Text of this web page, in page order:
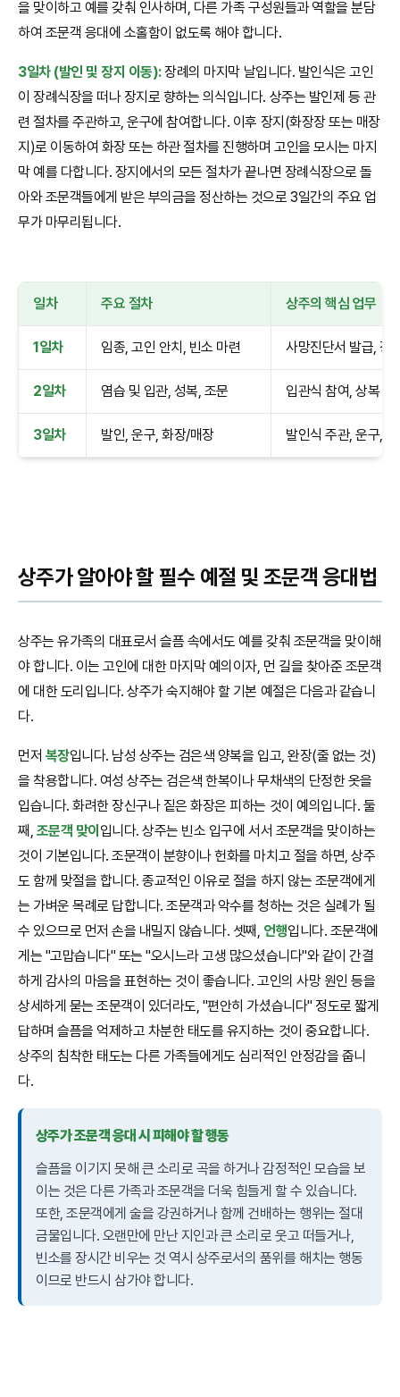
을 맞이하고 예를 갖춰 인사하며, 다른 가족 구성원들과 역할을 분담
하여 조문객 응대에 소홀함이 없도록 해야 합니다.
3일차 (발인 및 장지 이동):장례의 마지막 날입니다. 발인식은 고인
이 장례식장을 떠나 장지로 향하는 의식입니다. 상주는 발인제 등 관
련 절차를 주관하고, 운구에 참여합니다. 이후 장지(화장장 또는 매장
지)로 이동하여 화장 또는 하관 절차를 진행하며 고인을 모시는 마지
막 예를 다합니다. 장지에서의 모든 절차가 끝나면 장례식장으로 돌
아와 조문객들에게 받은 부의금을 정산하는 것으로 3일간의 주요 업
무가 마무리됩니다.
일차 주요 절차 상주의 핵심 업무
1일차 임종, 고인 안치, 빈소 마련 사망진단서 발급, 장
2일차 염습 및 입관, 성복, 조문 입관식 참여, 상복
3일차 발인, 운구, 화장/매장 발인식 주관, 운구,
상주가 알아야 할 필수 예절 및 조문객 응대법
상주는 유가족의 대표로서 슬픔 속에서도 예를 갖춰 조문객을 맞이해
야 합니다. 이는 고인에 대한 마지막 예의이자, 먼 길을 찾아준 조문객
에 대한 도리입니다. 상주가 숙지해야 할 기본 예절은 다음과 같습니
다.
먼저 복장입니다. 남성 상주는 검은색 양복을 입고, 완장(줄 없는 것)
을 착용합니다. 여성 상주는 검은색 한복이나 무채색의 단정한 옷을
입습니다. 화려한 장신구나 짙은 화장은 피하는 것이 예의입니다. 둘
째, 조문객 맞이 입니다. 상주는 빈소 입구에 서서 조문객을 맞이하는
것이 기본입니다. 조문객이 분향이나 헌화를 마치고 절을 하면, 상주
도 함께 맞절을 합니다. 종교적인 이유로 절을 하지 않는 조문객에게
는 가벼운 목례로 답합니다. 조문객과 악수를 청하는 것은 실례가 될
수 있으므로 먼저 손을 내밀지 않습니다. 셋째, 언행입니다. 조문객에
게는 "고맙습니다" 또는 "오시느라 고생 많으셨습니다"와 같이 간결
하게 감사의 마음을 표현하는 것이 좋습니다. 고인의 사망 원인 등을
상세하게 묻는 조문객이 있더라도, "편안히 가셨습니다" 정도로 짧게
답하며 슬픔을 억제하고 차분한 태도를 유지하는 것이 중요합니다.
상주의 침착한 태도는 다른 가족들에게도 심리적인 안정감을 줍니
다.
상주가 조문객 응대 시 피해야 할 행동
슬픔을 이기지 못해 큰 소리로 곡을 하거나 감정적인 모습을 보
이는 것은 다른 가족과 조문객을 더욱 힘들게 할 수 있습니다.
또한, 조문객에게 술을 강권하거나 함께 건배하는 행위는 절대
금물입니다. 오랜만에 만난 지인과 큰 소리로 웃고 떠들거나,
빈소를 장시간 비우는 것 역시 상주로서의 품위를 해치는 행동
이므로 반드시 삼가야 합니다.